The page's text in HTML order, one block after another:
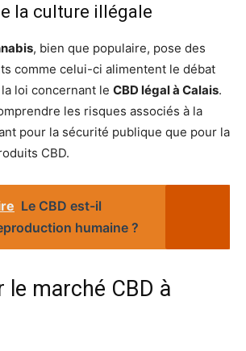
la culture illégale
, bien que populaire, pose des
comme celui-ci alimentent le débat
loi concernant le CBD légal à Calais.
les risques associés à la
pour la sécurité publique que pour la
CBD.
Le CBD est-il
humaine ?
le marché CBD à